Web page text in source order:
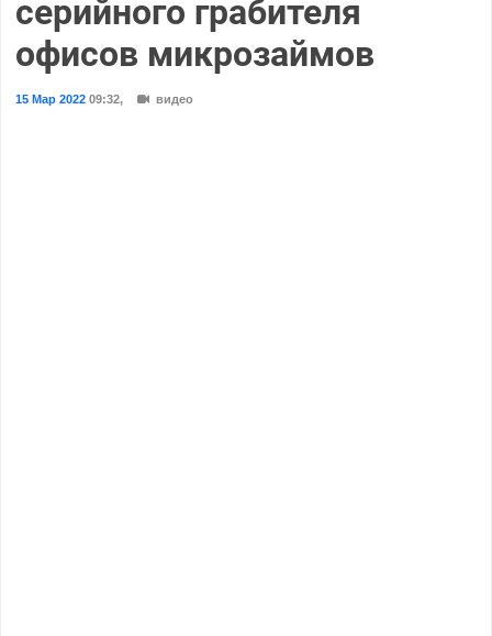
серийного грабителя
офисов микрозаймов
15 Мар 202209:32, видео